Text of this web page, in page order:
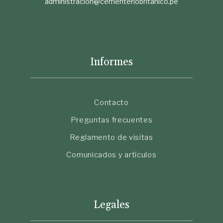
Informes
Contacto
Preguntas frecuentes
Reglamento de visitas
Comunicados y artículos
Legales